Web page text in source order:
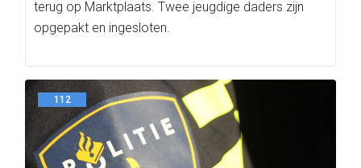
terug op Marktplaats. Twee jeugdige daders zijn
opgepakt en ingesloten.
112